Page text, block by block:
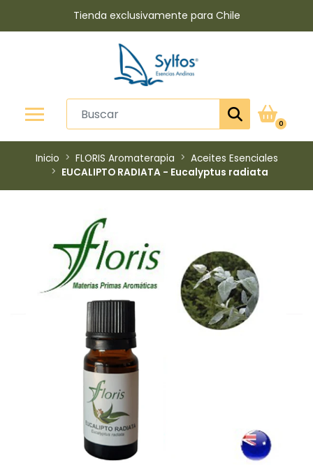
Tienda exclusivamente para Chile
0
Inicio FLORIS Aromaterapia
Aceites Esenciales
​EUCALIPTO RADIATA - Eucalyptus radiata